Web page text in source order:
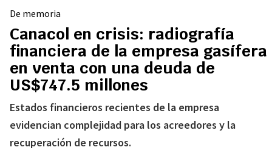
De memoria
Canacol en crisis: radiografía
financiera de la empresa gasífera
en venta con una deuda de
US$747.5 millones
Estados financieros recientes de la empresa
evidencian complejidad para los acreedores y la
recuperación de recursos.